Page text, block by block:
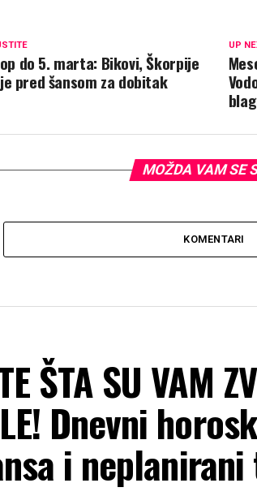
UP
do 5. marta: Bikovi, Škorpije
pred šansom za dobitak
MOŽDA VAM SE
KOMENTARI
ŠTA SU VAM
Dnevni
i